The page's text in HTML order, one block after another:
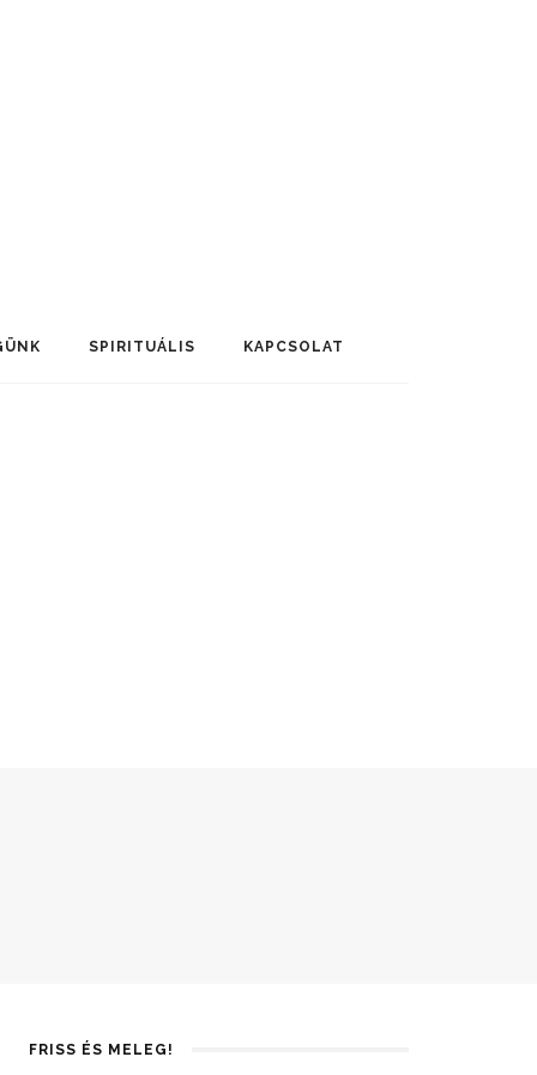
SPIRITUÁLIS KAPCSOLAT
FRISS ÉS MELEG!